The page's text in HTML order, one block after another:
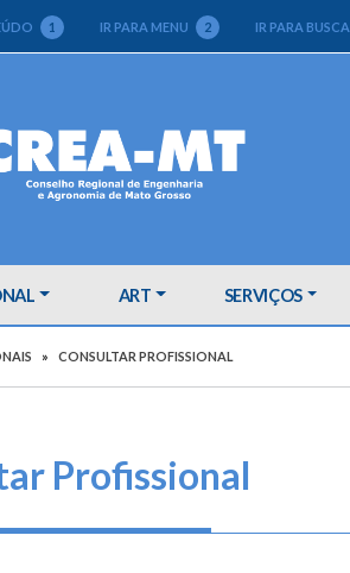
1 IR PARA MENU 2 IR PARA BUSCA
ART SERVIÇOS
CONSULTAR PROFISSIONAL
Profissional